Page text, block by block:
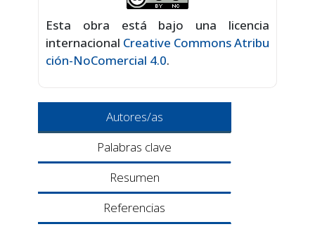
Esta obra está bajo una licencia
internacional Creative Commons Atribu
ción-NoComercial 4.0.
Autores/as
Palabras clave
Resumen
Referencias